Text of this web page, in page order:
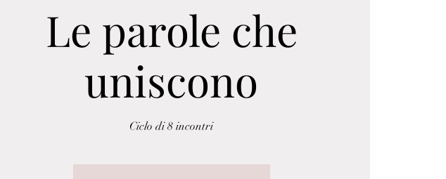
Le parole che
uniscono
Ciclo di 8 incontri